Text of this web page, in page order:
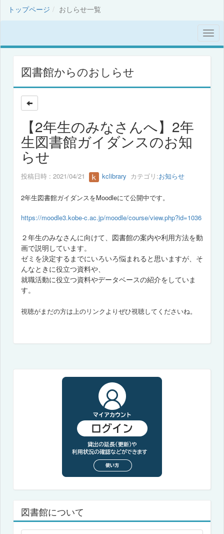
トップページ おしらせ一覧
図書館からのおしらせ
【2年生のみなさんへ】2年
生図書館ガイダンスのお知
らせ
投稿日時 : 2021/04/21 kclibrary カテゴリ:お知らせ
2年生図書館ガイダンスをMoodleにて公開中です。
https://moodle3.kobe-c.ac.jp/moodle/course/view.php?id=1036
２年生のみなさんに向けて、図書館の案内や利用方法を動
画で説明しています。
ゼミを決定するまでにいろいろ悩まれると思いますが、そ
んなときに役立つ資料や、
就職活動に役立つ資料やデータベースの紹介をしていま
す。
視聴がまだの方は上のリンクよりぜひ視聴してくださいね。
図書館について